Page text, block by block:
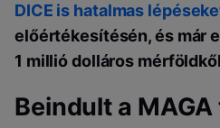
DICE is hatalmas
előértékesítésén, és már
1 millió dolláros
Beindult a